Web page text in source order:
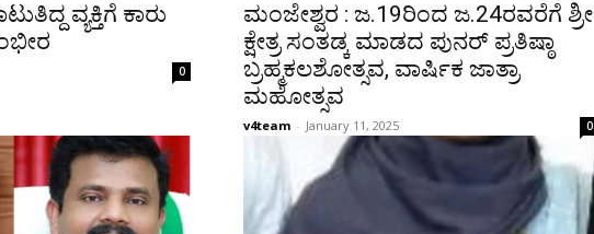
ವ್ಯಕ್ತಿಗೆ ಕಾರು
0
ಮಂಜೇಶ್ವರ : ಜ.19ರಿಂದ ಜ.24ರವರೆಗೆ ಶ್ರೀ
ಕ್ಷೇತ್ರ ಸಂತಡ್ಕ ಮಾಡದ ಪುನರ್ ಪ್ರತಿಷ್ಠಾ
ಬ್ರಹ್ಮಕಲಶೋತ್ಸವ, ವಾರ್ಷಿಕ ಜಾತ್ರಾ
ಮಹೋತ್ಸವ
v4team - January 11, 2025 0